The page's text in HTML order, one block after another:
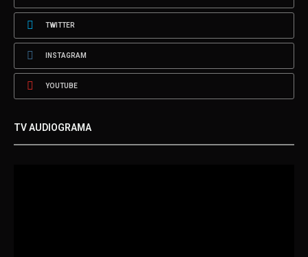
TWITTER
INSTAGRAM
YOUTUBE
TV AUDIOGRAMA